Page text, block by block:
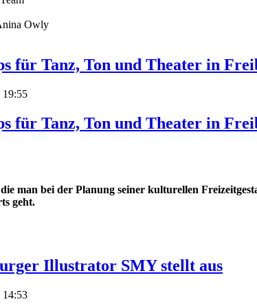
Owly
für Tanz, Ton und Theater in
19:55
für Tanz, Ton und Theater in
man bei der Planung seiner kulturellen
geht.
Illustrator SMY stellt aus
14:53